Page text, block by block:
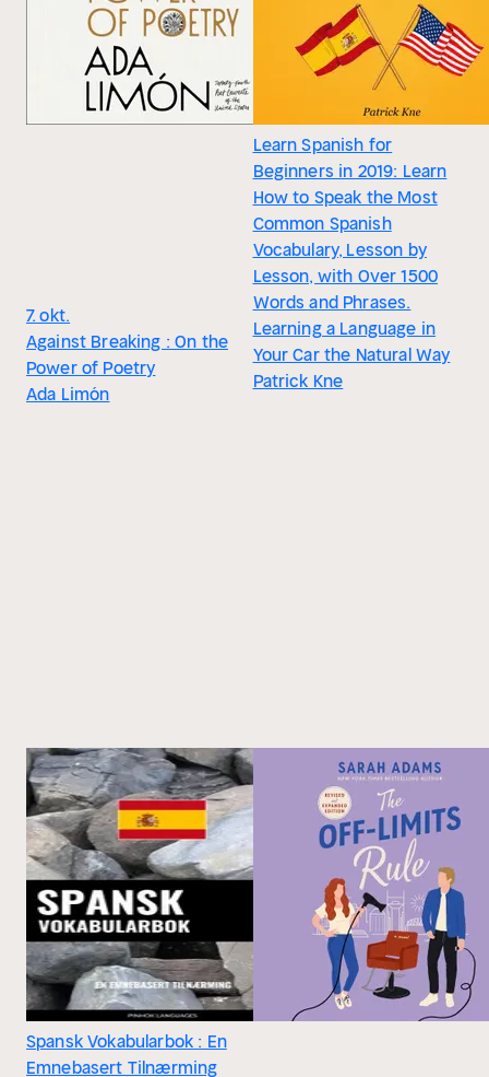
7. okt.
Against Breaking : On the
Power of Poetry
Ada Limón
Learn Spanish for
Beginners in 2019: Learn
How to Speak the Most
Common Spanish
Vocabulary, Lesson by
Lesson, with Over 1500
Words and Phrases.
Learning a Language in
Your Car the Natural Way
Patrick Kne
Spansk Vokabularbok : En
Emnebasert Tilnærming